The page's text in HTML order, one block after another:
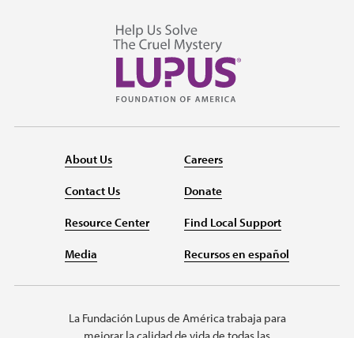
About Us
Contact Us
Resource Center
Media
Careers
Donate
Find Local Support
Recursos en español
La Fundación Lupus de América trabaja para